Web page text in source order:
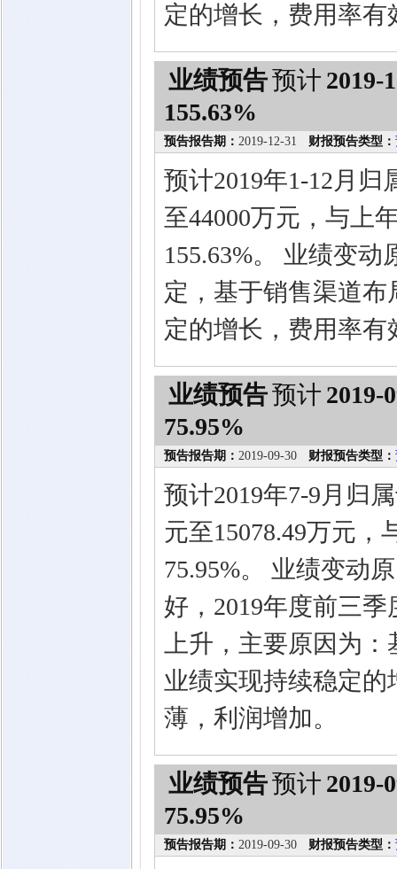
定的增长，费用率
业绩预告预计 2019-
155.63%
预告报告期： 2019-12-31 财报预告类型：
预计2019年1-12月
至44000万元，与上
155.63%。 业绩变
定，基于销售渠道布
定的增长，费用率
业绩预告预计 2019-
75.95%
预告报告期： 2019-09-30 财报预告类型：
预计2019年7-9月归
元至15078.49万元，
75.95%。 业绩变动
好，2019年度前三
上升，主要原因为
业绩实现持续稳定
薄，利润增加。
业绩预告预计 2019-
75.95%
预告报告期： 2019-09-30 财报预告类型：